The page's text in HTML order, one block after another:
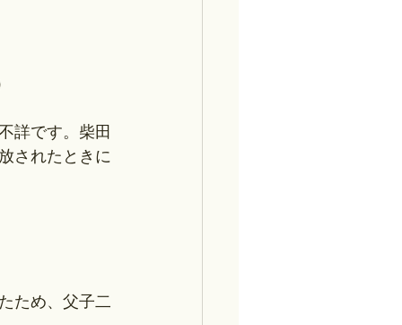
詳です。柴田
されたときに
ため、父子二